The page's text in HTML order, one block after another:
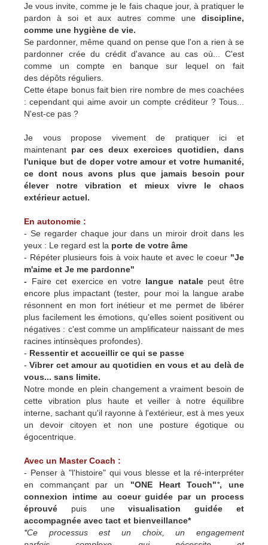
Je vous invite, comme je le fais chaque jour, à pratiquer le
pardon à soi et aux autres comme une discipline,
comme une hygiène de vie.
Se pardonner, même quand on pense que l'on a rien à se
pardonner crée du crédit d'avance au cas où... C'est
comme un compte en banque sur lequel on fait
des dépôts réguliers.
Cette étape bonus fait bien rire nombre de mes coachées
: cependant qui aime avoir un compte créditeur ? Tous...
N'est-ce pas ?
Je vous propose vivement de pratiquer ici et
maintenant par ces deux exercices quotidien, dans
l'unique but de doper votre amour et votre humanité,
ce dont nous avons plus que jamais besoin pour
élever notre vibration et mieux vivre le chaos
extérieur actuel.
En autonomie :
- Se regarder chaque jour dans un miroir droit dans les
yeux : Le regard est la porte de votre âme
- Répéter plusieurs fois à voix haute et avec le coeur "Je
m'aime et Je me pardonne"
- Faire cet exercice en votre langue natale peut être
encore plus impactant (tester, pour moi la langue arabe
résonnent en mon fort inétieur et me permet de libérer
plus facilement les émotions, qu'elles soient positivent ou
négatives : c'est comme un amplificateur naissant de mes
racines intinsèques profondes).
- Ressentir et accueillir ce qui se passe
- Vibrer cet amour au quotidien en vous et au delà de
vous... sans limite.
Notre monde en plein changement a vraiment besoin de
cette vibration plus haute et veiller à notre équilibre
interne, sachant qu'il rayonne à l'extérieur, est à mes yeux
un devoir citoyen et non une posture égotique ou
égocentrique.
Avec un Master Coach :
- Penser à "l'histoire" qui vous blesse et la ré-interpréter
en commançant par un "ONE Heart Touch"*, une
connexion intime au coeur guidée par un process
éprouvé puis unevisualisation guidée et
accompagnée avec tact et bienveillance*
*Ce processus est un choix, un engagement